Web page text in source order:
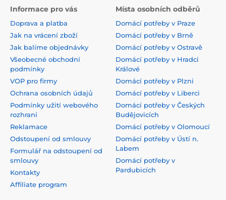
Informace pro vás
Doprava a platba
Jak na vrácení zboží
Jak balíme objednávky
Všeobecné obchodní
podmínky
VOP pro firmy
Ochrana osobních údajů
Podmínky užití webového
rozhraní
Reklamace
Odstoupení od smlouvy
Formulář na odstoupení od
smlouvy
Kontakty
Affiliate program
Místa osobních odběrů
Domácí potřeby v Praze
Domácí potřeby v Brně
Domácí potřeby v Ostravě
Domácí potřeby v Hradci
Králové
Domácí potřeby v Plzni
Domácí potřeby v Liberci
Domácí potřeby v Českých
Budějovicích
Domácí potřeby v Olomoucí
Domácí potřeby v Ústí n.
Labem
Domácí potřeby v
Pardubicích